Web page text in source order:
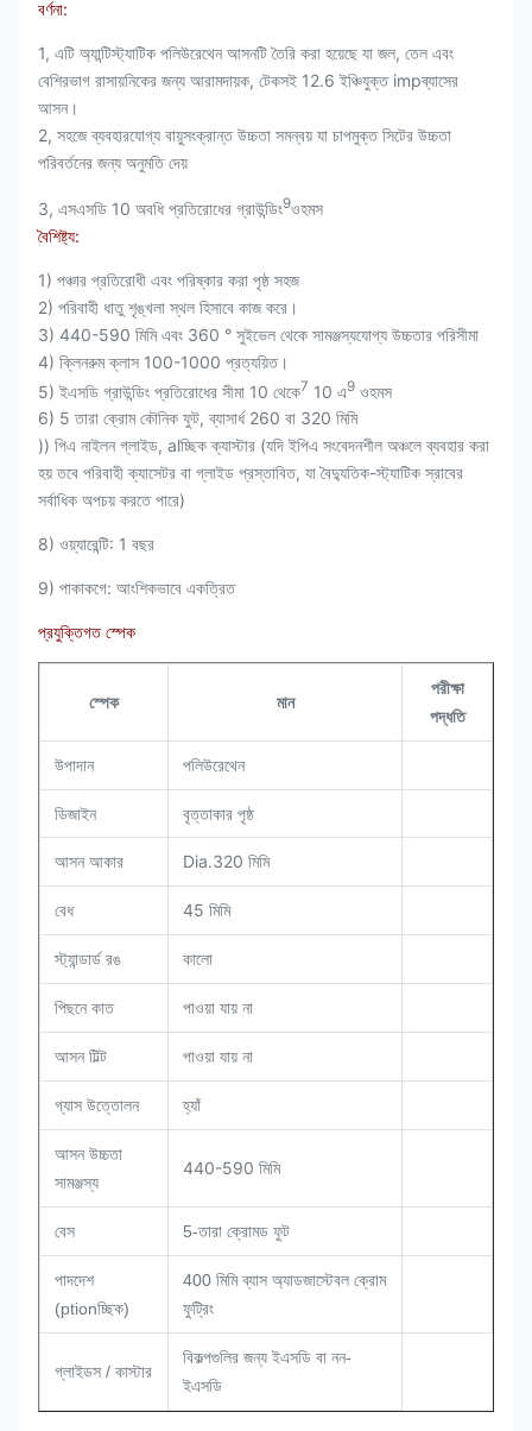
বর্ণনা:
1, এটি অ্যান্টিস্ট্যাটিক পলিউরেথেন আসনটি তৈরি করা হয়েছে যা জল, তেল এবং
বেশিরভাগ রাসায়নিকের জন্য আরামদায়ক, টেকসই 12.6 ইঞ্চিযুক্ত impব্যাসের
আসন।
2, সহজে ব্যবহারযোগ্য বায়ুসংক্রান্ত উচ্চতা সমন্বয় যা চাপমুক্ত সিটের উচ্চতা
পরিবর্তনের জন্য অনুমতি দেয়
3, এসএসডি 10 অবধি প্রতিরোধের গ্রাউন্ডিং9ওহমস
বৈশিষ্ট্য:
1) পঞ্চার প্রতিরোধী এবং পরিষ্কার করা পৃষ্ঠ সহজ
2) পরিবাহী ধাতু শৃঙ্খলা স্থল হিসাবে কাজ করে।
3) 440-590 মিমি এবং 360 ° সুইভেল থেকে সামঞ্জস্যযোগ্য উচ্চতার পরিসীমা
4) ক্লিনরুম ক্লাস 100-1000 প্রত্যয়িত।
5) ইএসডি গ্রাউন্ডিং প্রতিরোধের সীমা 10 থেকে7 10 এ9 ওহমস
6) 5 তারা ক্রোম কৌনিক ফুট, ব্যাসার্ধ 260 বা 320 মিমি
)) পিএ নাইলন গ্লাইড, alচ্ছিক ক্যাস্টার (যদি ইপিএ সংবেদনশীল অঞ্চলে ব্যবহার করা
হয় তবে পরিবাহী ক্যাসেটর বা গ্লাইড প্রস্তাবিত, যা বৈদ্যুতিক-স্ট্যাটিক স্রাবের
সর্বাধিক অপচয় করতে পারে)
8) ওয়্যারেন্টি: 1 বছর
9) পাকাকগে: আংশিকভাবে একত্রিত
প্রযুক্তিগত স্পেক
স্পেক মান
পরীক্ষা
পদ্ধতি
উপাদান পলিউরেথেন
ডিজাইন বৃত্তাকার পৃষ্ঠ
আসন আকার Dia.320 মিমি
বেধ 45 মিমি
স্ট্যান্ডার্ড রঙ কালো
পিছনে কাত পাওয়া যায় না
আসন টিল্ট পাওয়া যায় না
গ্যাস উত্তোলন হ্যাঁ
আসন উচ্চতা
সামঞ্জস্য
440-590 মিমি
বেস 5-তারা ক্রোমড ফুট
পাদদেশ
(ptionচ্ছিক)
400 মিমি ব্যাস অ্যাডজাস্টেবল ক্রোম
ফুট্রিং
গ্লাইডস / কাস্টার
বিকল্পগুলির জন্য ইএসডি বা নন-
ইএসডি